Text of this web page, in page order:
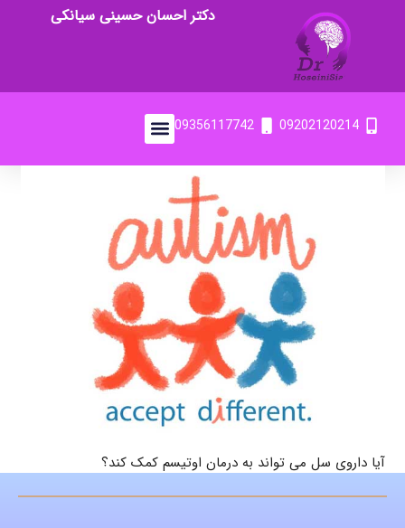
دکتر احسان حسینی سیانکی
09202120214
09356117742
آیا داروی سل می تواند به درمان اوتیسم کمک کند؟